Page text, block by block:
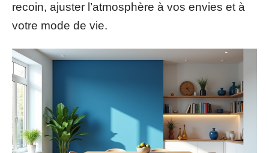
recoin, ajuster l’atmosphère à vos envies et à
votre mode de vie.